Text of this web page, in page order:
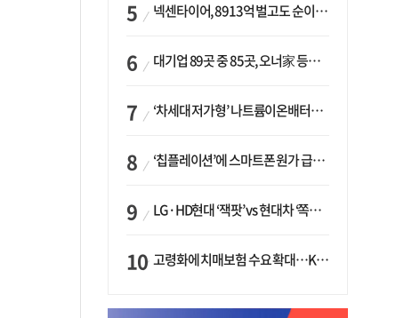
넥센타이어, 8913억 벌고도 순이익 2억…유럽 세부담에 이익 증발
대기업 89곳 중 85곳, 오너家 등기임원 겸직…BS 46곳·SM 45곳 ‘족벌경영’ 고착화
‘차세대 저가형’ 나트륨이온배터리 시대 오나…LG화학·에코프로, 상용화 속도낸다
‘칩플레이션’에 스마트폰 원가 급등…삼성전자, ‘엑시노스’ 채택 확대하나
LG·HD현대 ‘잭팟’ vs 현대차 ‘쪽박’…글로벌 사모펀드, 韓 대기업 투자 ‘희비’
고령화에 치매보험 수요 확대…KB손보·삼성화재가 ‘시장 주도’